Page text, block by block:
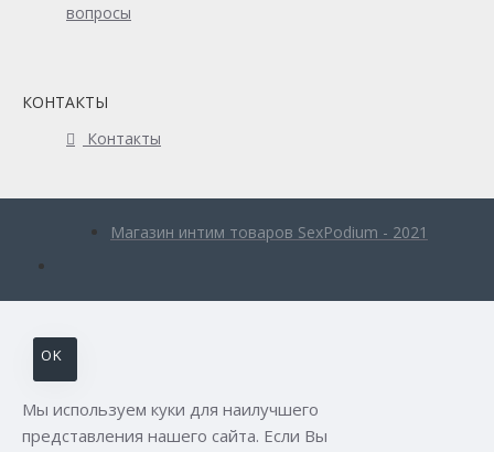
вопросы
КОНТАКТЫ
Контакты
Магазин интим товаров SexPodium - 2021
OK
Мы используем куки для наилучшего
представления нашего сайта. Если Вы